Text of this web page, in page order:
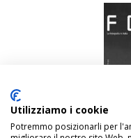
Utilizziamo i cookie
Potremmo posizionarli per